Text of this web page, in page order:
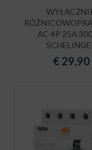
AC 4P 25A
€ 29,90